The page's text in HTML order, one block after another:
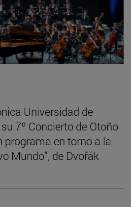
Universidad de
7º Concierto de Otoño
programa en torno a la
Mundo”, de Dvořák